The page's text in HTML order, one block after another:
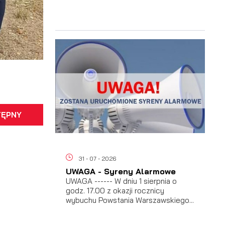
31 - 07 - 2026
UWAGA - Syreny Alarmowe
UWAGA ------ W dniu 1 sierpnia o
godz. 17.00 z okazji rocznicy
wybuchu Powstania Warszawskiego...